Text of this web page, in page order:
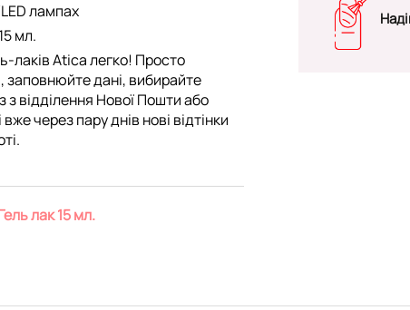
лампах
мл.
лаків Atica легко! Просто
заповнюйте дані, вибирайте
з відділення Нової Пошти або
через пару днів нові відтінки
лак 15 мл.